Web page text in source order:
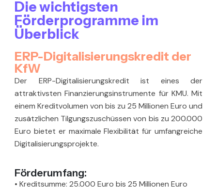
Die wichtigsten
Förderprogramme im
Überblick
ERP-Digitalisierungskredit der
KfW
Der ERP-Digitalisierungskredit ist eines der
attraktivsten Finanzierungsinstrumente für KMU. Mit
einem Kreditvolumen von bis zu 25 Millionen Euro und
zusätzlichen Tilgungszuschüssen von bis zu 200.000
Euro bietet er maximale Flexibilität für umfangreiche
Digitalisierungsprojekte.
Förderumfang:
• Kreditsumme: 25.000 Euro bis 25 Millionen Euro